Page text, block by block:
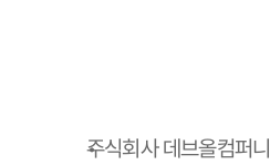
주식회사 데브올컴퍼니